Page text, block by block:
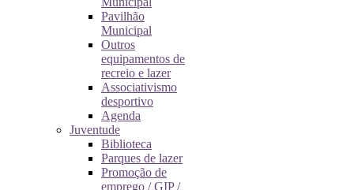
Pavilhão
Municipal
Outros
equipamentos de
recreio e lazer
Associativismo
desportivo
Agenda
Juventude
Biblioteca
Parques de lazer
Promoção de
emprego / GIP /